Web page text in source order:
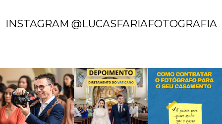
INSTAGRAM @LUCASFARIAFOTOGRAFIA